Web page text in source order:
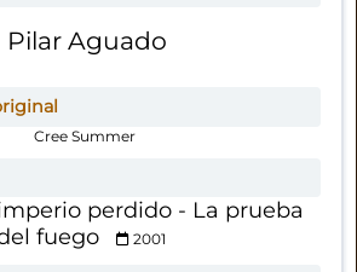
Pilar Aguado
Cree Summer
perdido - La prueba
fuego
2001